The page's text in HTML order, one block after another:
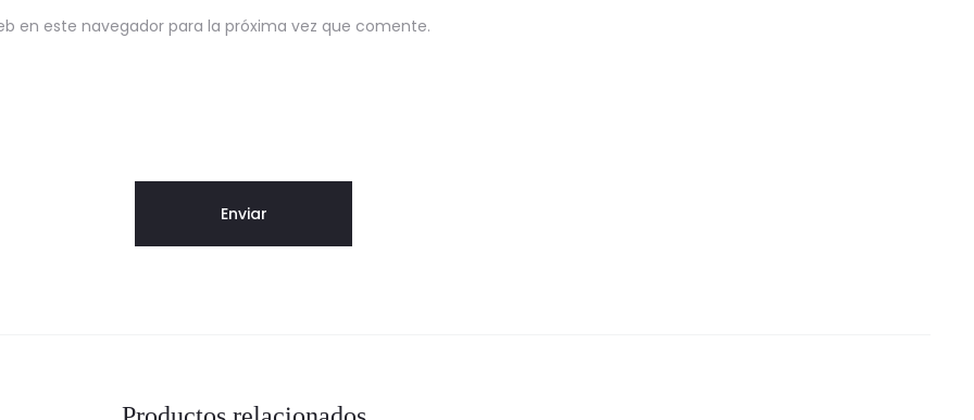
en este navegador para la próxima vez que comente.